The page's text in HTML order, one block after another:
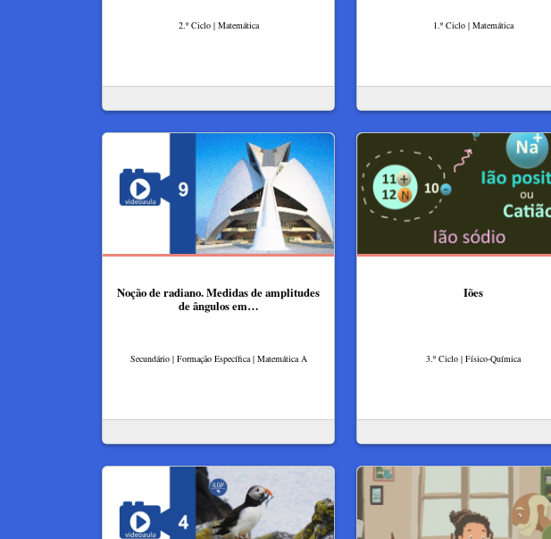
2.º Ciclo | Matemática 1.º Ciclo | Matemática
Noção de radiano. Medidas de amplitudes
de ângulos em…
Secundário | Formação Específica | Matemática A
Iões
3.º Ciclo | Físico-Química